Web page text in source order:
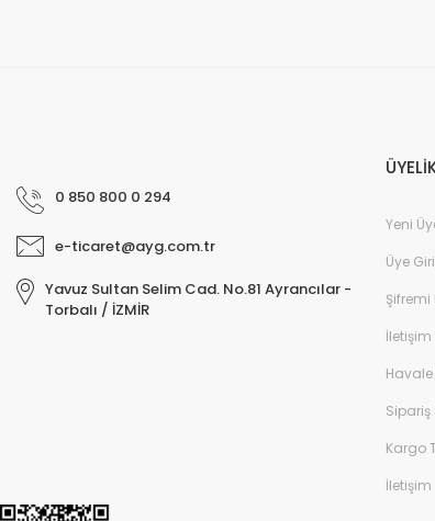
0 850 800 0 294
e-ticaret@ayg.com.tr
Yavuz Sultan Selim Cad. No.81 Ayrancılar -
Torbalı / İZMİR
Yeni
Üye
Kargo
İletişim